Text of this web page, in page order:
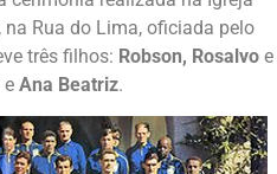
Rua do Lima, oficiada pelo
três filhos: Robson, Rosalvo e
e Ana Beatriz.